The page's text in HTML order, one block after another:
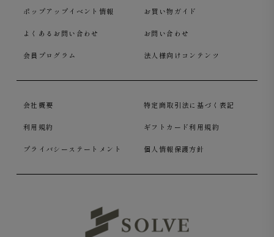
ポップアップイベント情報 お買い物ガイド
よくあるお問い合わせ お問い合わせ
会員プログラム 法人様向けコンテンツ
会社概要 特定商取引法に基づく表記
利用規約 ギフトカード利用規約
プライバシーステートメント 個人情報保護方針